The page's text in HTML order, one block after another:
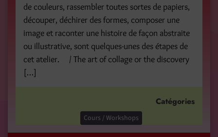
de couleurs, rassembler toutes sortes de papiers,
découper, déchirer des formes, composer une
image et raconter une histoire de façon abstraite
ou illustrative, sont quelques-unes des étapes de
cet atelier. / The art of collage or the discovery
[…]
Catégories
Cours / Workshops